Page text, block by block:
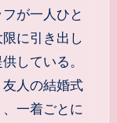
が一人ひと
に引き出し
している。
人の結婚式
一着ごとに